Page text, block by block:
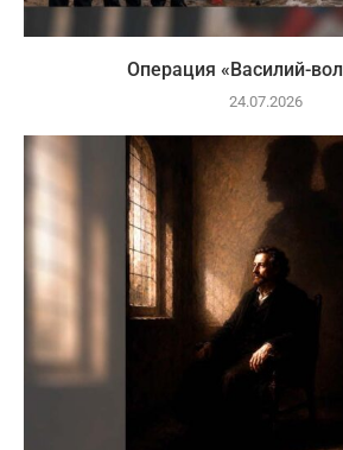
Операция «Василий-
24.07.2026